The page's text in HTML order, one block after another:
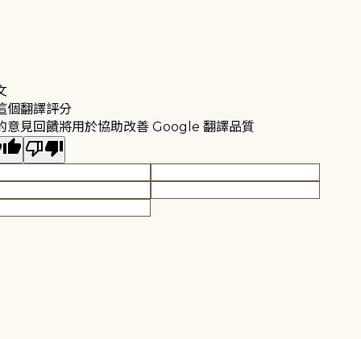
個翻譯評分
意見回饋將用於協助改善 Google 翻譯品質